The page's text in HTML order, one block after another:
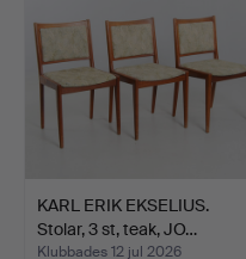
KARL ERIK EKSELIUS.
Stolar, 3 st, teak, JO…
Klubbades 12 jul 2026